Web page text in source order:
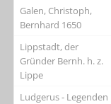
Galen, Christoph,
Bernhard 1650
Lippstadt, der
Gründer Bernh. h. z.
Lippe
Ludgerus - Legenden